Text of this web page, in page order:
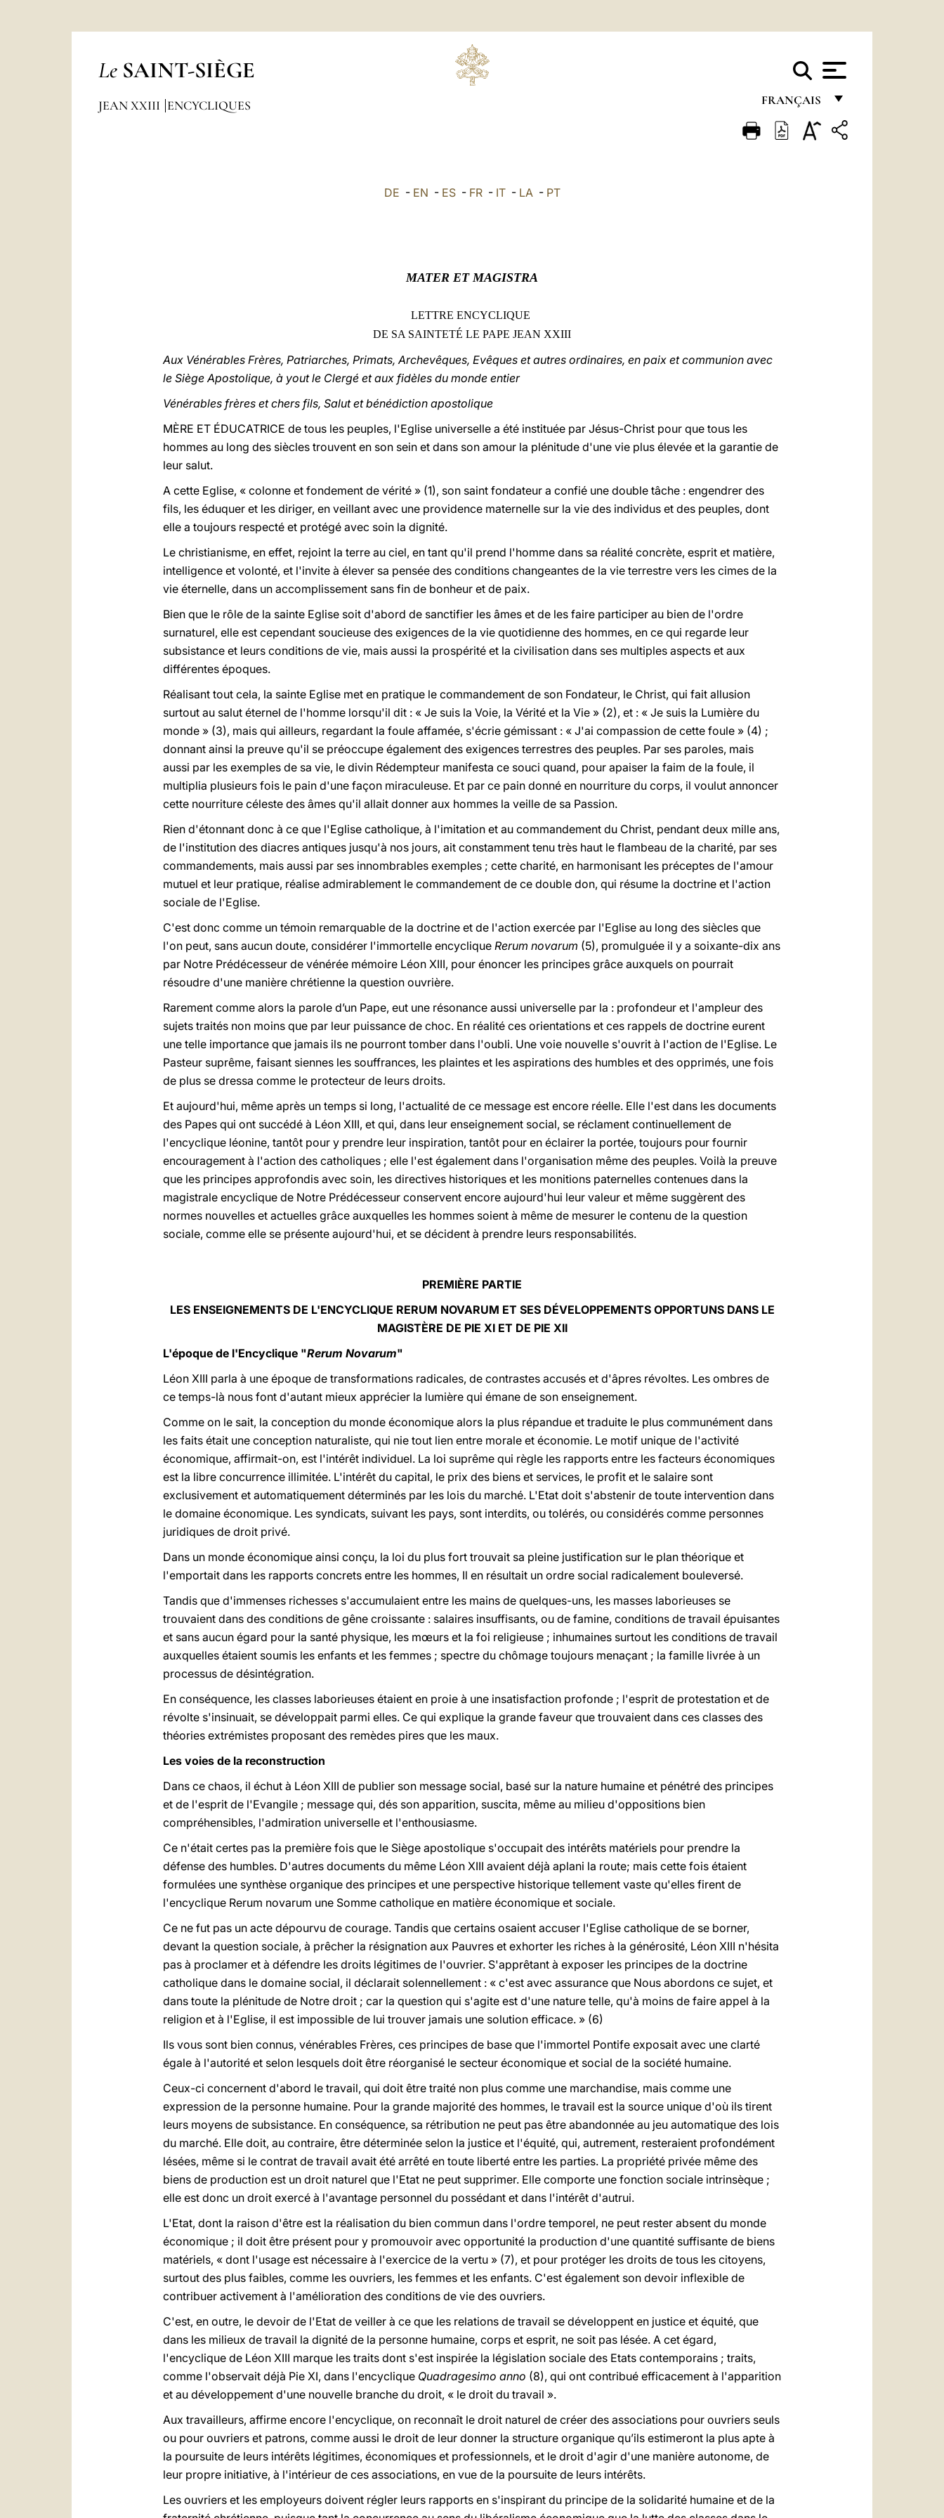
Le SAINT-SIÈGE
FRANÇAIS
FRANÇAIS
JEAN XXIII ENCYCLIQUES
DE - EN - ES- FR- IT- LA- PT
MATER ET MAGISTRA
LETTRE ENCYCLIQUE
DE SA SAINTETÉ LE PAPE JEAN XXIII
Aux Vénérables Frères, Patriarches, Primats, Archevêques, Evêques et autres ordinaires, en paix et communion avec
le Siège Apostolique, à yout le Clergé et aux fidèles du monde entier
Vénérables frères et chers fils, Salut et bénédiction apostolique
MÈRE ET ÉDUCATRICE de tous les peuples, l'Eglise universelle a été instituée par Jésus-Christ pour que tous les
hommes au long des siècles trouvent en son sein et dans son amour la plénitude d'une vie plus élevée et la garantie de
leur salut.
A cette Eglise, « colonne et fondement de vérité » (1), son saint fondateur a confié une double tâche : engendrer des
fils, les éduquer et les diriger, en veillant avec une providence maternelle sur la vie des individus et des peuples, dont
elle a toujours respecté et protégé avec soin la dignité.
Le christianisme, en effet, rejoint la terre au ciel, en tant qu'il prend l'homme dans sa réalité concrète, esprit et matière,
intelligence et volonté, et l'invite à élever sa pensée des conditions changeantes de la vie terrestre vers les cimes de la
vie éternelle, dans un accomplissement sans fin de bonheur et de paix.
Bien que le rôle de la sainte Eglise soit d'abord de sanctifier les âmes et de les faire participer au bien de l'ordre
surnaturel, elle est cependant soucieuse des exigences de la vie quotidienne des hommes, en ce qui regarde leur
subsistance et leurs conditions de vie, mais aussi la prospérité et la civilisation dans ses multiples aspects et aux
différentes époques.
Réalisant tout cela, la sainte Eglise met en pratique le commandement de son Fondateur, le Christ, qui fait allusion
surtout au salut éternel de l'homme lorsqu'il dit : « Je suis la Voie, la Vérité et la Vie » (2), et : « Je suis la Lumière du
monde » (3), mais qui ailleurs, regardant la foule affamée, s'écrie gémissant : « J'ai compassion de cette foule » (4) ;
donnant ainsi la preuve qu'il se préoccupe également des exigences terrestres des peuples. Par ses paroles, mais
aussi par les exemples de sa vie, le divin Rédempteur manifesta ce souci quand, pour apaiser la faim de la foule, il
multiplia plusieurs fois le pain d'une façon miraculeuse. Et par ce pain donné en nourriture du corps, il voulut annoncer
cette nourriture céleste des âmes qu'il allait donner aux hommes la veille de sa Passion.
Rien d'étonnant donc à ce que l'Eglise catholique, à l'imitation et au commandement du Christ, pendant deux mille ans,
de l'institution des diacres antiques jusqu'à nos jours, ait constamment tenu très haut le flambeau de la charité, par ses
commandements, mais aussi par ses innombrables exemples ; cette charité, en harmonisant les préceptes de l'amour
mutuel et leur pratique, réalise admirablement le commandement de ce double don, qui résume la doctrine et l'action
sociale de l'Eglise.
C'est donc comme un témoin remarquable de la doctrine et de l'action exercée par l'Eglise au long des siècles que
l'on peut, sans aucun doute, considérer l'immortelle encyclique Rerum novarum (5), promulguée il y a soixante-dix ans
par Notre Prédécesseur de vénérée mémoire Léon XIII, pour énoncer les principes grâce auxquels on pourrait
résoudre d'une manière chrétienne la question ouvrière.
Rarement comme alors la parole d’un Pape, eut une résonance aussi universelle par la : profondeur et l'ampleur des
sujets traités non moins que par leur puissance de choc. En réalité ces orientations et ces rappels de doctrine eurent
une telle importance que jamais ils ne pourront tomber dans l'oubli. Une voie nouvelle s'ouvrit à l'action de l'Eglise. Le
Pasteur suprême, faisant siennes les souffrances, les plaintes et les aspirations des humbles et des opprimés, une fois
de plus se dressa comme le protecteur de leurs droits.
Et aujourd'hui, même après un temps si long, l'actualité de ce message est encore réelle. Elle l'est dans les documents
des Papes qui ont succédé à Léon XIII, et qui, dans leur enseignement social, se réclament continuellement de
l'encyclique léonine, tantôt pour y prendre leur inspiration, tantôt pour en éclairer la portée, toujours pour fournir
encouragement à l'action des catholiques ; elle l'est également dans l'organisation même des peuples. Voilà la preuve
que les principes approfondis avec soin, les directives historiques et les monitions paternelles contenues dans la
magistrale encyclique de Notre Prédécesseur conservent encore aujourd'hui leur valeur et même suggèrent des
normes nouvelles et actuelles grâce auxquelles les hommes soient à même de mesurer le contenu de la question
sociale, comme elle se présente aujourd'hui, et se décident à prendre leurs responsabilités.
PREMIÈRE PARTIE
LES ENSEIGNEMENTS DE L'ENCYCLIQUE RERUM NOVARUM ET SES DÉVELOPPEMENTS OPPORTUNS DANS LE
MAGISTÈRE DE PIE XI ET DE PIE XII
L'époque de l'Encyclique "Rerum Novarum"
Léon XIII parla à une époque de transformations radicales, de contrastes accusés et d'âpres révoltes. Les ombres de
ce temps-là nous font d'autant mieux apprécier la lumière qui émane de son enseignement.
Comme on le sait, la conception du monde économique alors la plus répandue et traduite le plus communément dans
les faits était une conception naturaliste, qui nie tout lien entre morale et économie. Le motif unique de l'activité
économique, affirmait-on, est l'intérêt individuel. La loi suprême qui règle les rapports entre les facteurs économiques
est la libre concurrence illimitée. L'intérêt du capital, le prix des biens et services, le profit et le salaire sont
exclusivement et automatiquement déterminés par les lois du marché. L'Etat doit s'abstenir de toute intervention dans
le domaine économique. Les syndicats, suivant les pays, sont interdits, ou tolérés, ou considérés comme personnes
juridiques de droit privé.
Dans un monde économique ainsi conçu, la loi du plus fort trouvait sa pleine justification sur le plan théorique et
l'emportait dans les rapports concrets entre les hommes, Il en résultait un ordre social radicalement bouleversé.
Tandis que d'immenses richesses s'accumulaient entre les mains de quelques-uns, les masses laborieuses se
trouvaient dans des conditions de gêne croissante : salaires insuffisants, ou de famine, conditions de travail épuisantes
et sans aucun égard pour la santé physique, les mœurs et la foi religieuse ; inhumaines surtout les conditions de travail
auxquelles étaient soumis les enfants et les femmes ; spectre du chômage toujours menaçant ; la famille livrée à un
processus de désintégration.
En conséquence, les classes laborieuses étaient en proie à une insatisfaction profonde ; l'esprit de protestation et de
révolte s'insinuait, se développait parmi elles. Ce qui explique la grande faveur que trouvaient dans ces classes des
théories extrémistes proposant des remèdes pires que les maux.
Les voies de la reconstruction
Dans ce chaos, il échut à Léon XIII de publier son message social, basé sur la nature humaine et pénétré des principes
et de l'esprit de l'Evangile ; message qui, dés son apparition, suscita, même au milieu d'oppositions bien
compréhensibles, l'admiration universelle et l'enthousiasme.
Ce n'était certes pas la première fois que le Siège apostolique s'occupait des intérêts matériels pour prendre la
défense des humbles. D'autres documents du même Léon XIII avaient déjà aplani la route; mais cette fois étaient
formulées une synthèse organique des principes et une perspective historique tellement vaste qu'elles firent de
l'encyclique Rerum novarum une Somme catholique en matière économique et sociale.
Ce ne fut pas un acte dépourvu de courage. Tandis que certains osaient accuser l'Eglise catholique de se borner,
devant la question sociale, à prêcher la résignation aux Pauvres et exhorter les riches à la générosité, Léon XIII n'hésita
pas à proclamer et à défendre les droits légitimes de l'ouvrier. S'apprêtant à exposer les principes de la doctrine
catholique dans le domaine social, il déclarait solennellement : « c'est avec assurance que Nous abordons ce sujet, et
dans toute la plénitude de Notre droit ; car la question qui s'agite est d'une nature telle, qu'à moins de faire appel à la
religion et à l'Eglise, il est impossible de lui trouver jamais une solution efficace. » (6)
Ils vous sont bien connus, vénérables Frères, ces principes de base que l'immortel Pontife exposait avec une clarté
égale à l'autorité et selon lesquels doit être réorganisé le secteur économique et social de la société humaine.
Ceux-ci concernent d'abord le travail, qui doit être traité non plus comme une marchandise, mais comme une
expression de la personne humaine. Pour la grande majorité des hommes, le travail est la source unique d'où ils tirent
leurs moyens de subsistance. En conséquence, sa rétribution ne peut pas être abandonnée au jeu automatique des lois
du marché. Elle doit, au contraire, être déterminée selon la justice et l'équité, qui, autrement, resteraient profondément
lésées, même si le contrat de travail avait été arrêté en toute liberté entre les parties. La propriété privée même des
biens de production est un droit naturel que l'Etat ne peut supprimer. Elle comporte une fonction sociale intrinsèque ;
elle est donc un droit exercé à l'avantage personnel du possédant et dans l'intérêt d'autrui.
L'Etat, dont la raison d'être est la réalisation du bien commun dans l'ordre temporel, ne peut rester absent du monde
économique ; il doit être présent pour y promouvoir avec opportunité la production d'une quantité suffisante de biens
matériels, « dont l'usage est nécessaire à l'exercice de la vertu » (7), et pour protéger les droits de tous les citoyens,
surtout des plus faibles, comme les ouvriers, les femmes et les enfants. C'est également son devoir inflexible de
contribuer activement à l'amélioration des conditions de vie des ouvriers.
C'est, en outre, le devoir de l'Etat de veiller à ce que les relations de travail se développent en justice et équité, que
dans les milieux de travail la dignité de la personne humaine, corps et esprit, ne soit pas lésée. A cet égard,
l'encyclique de Léon XIII marque les traits dont s'est inspirée la législation sociale des Etats contemporains ; traits,
comme l'observait déjà Pie XI, dans l'encyclique Quadragesimo anno (8), qui ont contribué efficacement à l'apparition
et au développement d'une nouvelle branche du droit, « le droit du travail ».
Aux travailleurs, affirme encore l'encyclique, on reconnaît le droit naturel de créer des associations pour ouvriers seuls
ou pour ouvriers et patrons, comme aussi le droit de leur donner la structure organique qu’ils estimeront la plus apte à
la poursuite de leurs intérêts légitimes, économiques et professionnels, et le droit d'agir d'une manière autonome, de
leur propre initiative, à l'intérieur de ces associations, en vue de la poursuite de leurs intérêts.
Les ouvriers et les employeurs doivent régler leurs rapports en s'inspirant du principe de la solidarité humaine et de la